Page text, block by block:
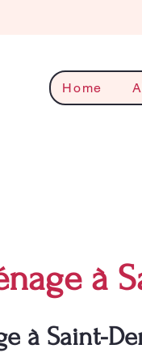
Home
à
à Saint-